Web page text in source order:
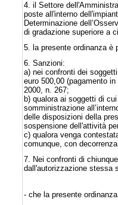
4. il Settore
poste all'interno
Determinazione
di gradazione superiore a
5. la presente ordinanza è
6. Sanzioni:
a) nei confronti dei
euro 500,00 (pagamento
2000, n. 267;
b) qualora ai soggetti di
somministrazione
delle disposizioni della
sospensione dell'attività
c) qualora venga
comunque, con
7. Nei confronti di
dall'autorizzazione stessa
- che la presente